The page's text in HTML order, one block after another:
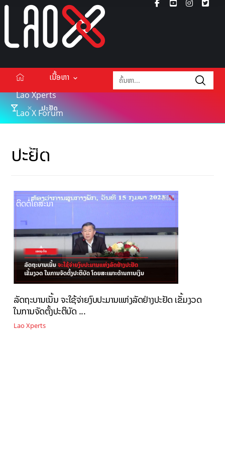
ເນື້ອຫາ
Lao Xperts
Lao X Forum
Podcasts
ຕິດຕໍ່ໂຄສະນາ
ປະຢັດ
ປະຢັດ
ລັດຖະບານເນັ້ນ ຈະໃຊ້ຈ່າຍງົບປະມານແຫ່ງລັດຢ່າງປະຢັດ ເຂັ້ມງວດ
ໃນການຈັດຕັ້ງປະຕິບັດ ...
Lao Xperts